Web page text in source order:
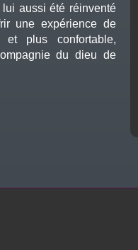
aussi été réinventé
une expérience de
et plus confortable,
du dieu de